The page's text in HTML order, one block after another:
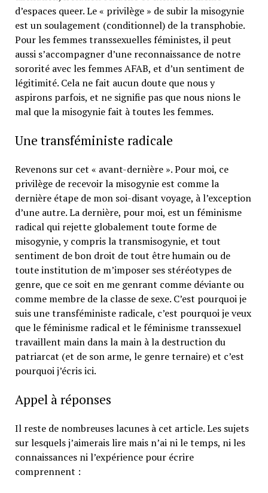
d’espaces queer. Le « privilège » de subir la misogynie
est un soulagement (conditionnel) de la transphobie.
Pour les femmes transsexuelles féministes, il peut
aussi s’accompagner d’une reconnaissance de notre
sororité avec les femmes AFAB, et d’un sentiment de
légitimité. Cela ne fait aucun doute que nous y
aspirons parfois, et ne signifie pas que nous nions le
mal que la misogynie fait à toutes les femmes.
Une transféministe radicale
Revenons sur cet « avant-dernière ». Pour moi, ce
privilège de recevoir la misogynie est comme la
dernière étape de mon soi-disant voyage, à l’exception
d’une autre. La dernière, pour moi, est un féminisme
radical qui rejette globalement toute forme de
misogynie, y compris la transmisogynie, et tout
sentiment de bon droit de tout être humain ou de
toute institution de m’imposer ses stéréotypes de
genre, que ce soit en me genrant comme déviante ou
comme membre de la classe de sexe. C’est pourquoi je
suis une transféministe radicale, c’est pourquoi je veux
que le féminisme radical et le féminisme transsexuel
travaillent main dans la main à la destruction du
patriarcat (et de son arme, le genre ternaire) et c’est
pourquoi j’écris ici.
Appel à réponses
Il reste de nombreuses lacunes à cet article. Les sujets
sur lesquels j’aimerais lire mais n’ai ni le temps, ni les
connaissances ni l’expérience pour écrire
comprennent :